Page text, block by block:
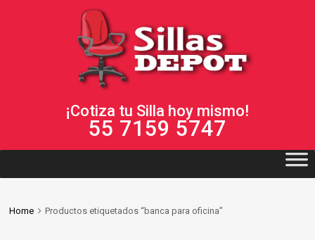
¡Cotiza tu Silla hoy mismo!
55 7159 5747
Home Productos etiquetados “banca para oficina”